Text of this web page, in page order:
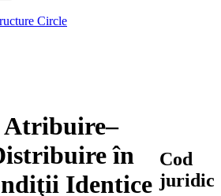
Circle
Atribuire–
în
Identice
Cod
juridic